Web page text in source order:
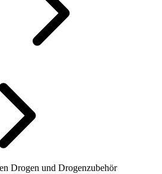
Drogen und Drogenzubehör